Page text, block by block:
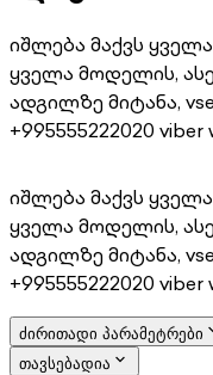
იშლება მაქვს
ყველა მოდელის,
ადგილზე მიტანა,
+995555222020 viber
იშლება მაქვს
ყველა მოდელის,
ადგილზე მიტანა,
+995555222020 viber
ძირითადი პარამეტრები
თავსებადია